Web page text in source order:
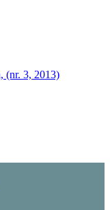
(nr. 3, 2013)